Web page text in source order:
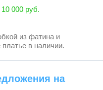
000 руб.
из фатина и
в наличии.
на